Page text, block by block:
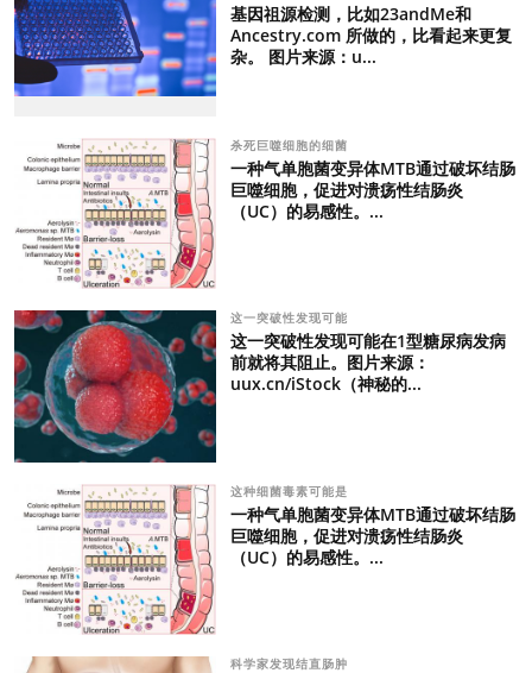
基因祖源检测，比如23andMe和
Ancestry.com 所做的，比看起来更复
杂。 图片来源：u...
杀死巨噬细胞的细菌
一种气单胞菌变异体MTB通过破坏结肠
巨噬细胞，促进对溃疡性结肠炎
（UC）的易感性。...
这一突破性发现可能
这一突破性发现可能在1型糖尿病发病
前就将其阻止。图片来源：
uux.cn/iStock（神秘的...
这种细菌毒素可能是
一种气单胞菌变异体MTB通过破坏结肠
巨噬细胞，促进对溃疡性结肠炎
（UC）的易感性。...
科学家发现结直肠肿